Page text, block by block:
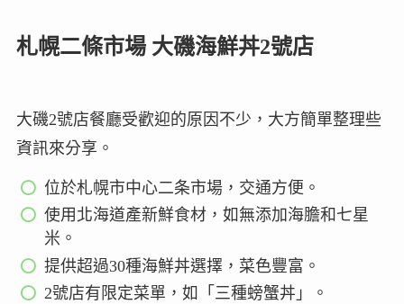
札幌二條市場 大磯海鮮丼2號店
大磯2號店餐廳受歡迎的原因不少，大方簡單整理些
資訊來分享。
位於札幌市中心二条市場，交通方便。
使用北海道產新鮮食材，如無添加海膽和七星
米。
提供超過30種海鮮丼選擇，菜色豐富。
2號店有限定菜單，如「三種螃蟹丼」。